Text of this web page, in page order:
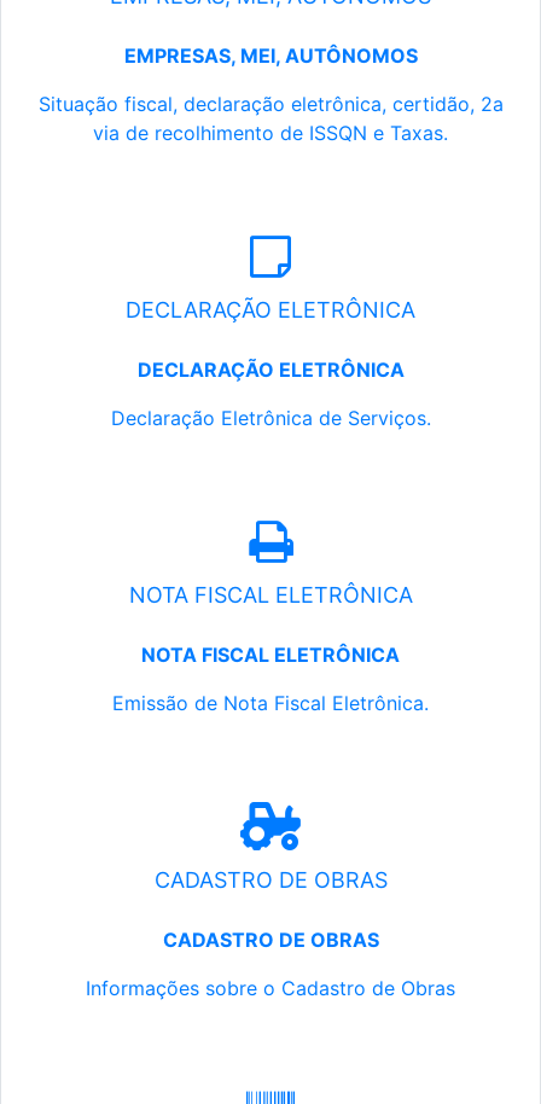
EMPRESAS, MEI, AUTÔNOMOS
Situação fiscal, declaração eletrônica, certidão, 2a
via de recolhimento de ISSQN e Taxas.
DECLARAÇÃO ELETRÔNICA
DECLARAÇÃO ELETRÔNICA
Declaração Eletrônica de Serviços.
NOTA FISCAL ELETRÔNICA
NOTA FISCAL ELETRÔNICA
Emissão de Nota Fiscal Eletrônica.
CADASTRO DE OBRAS
CADASTRO DE OBRAS
Informações sobre o Cadastro de Obras